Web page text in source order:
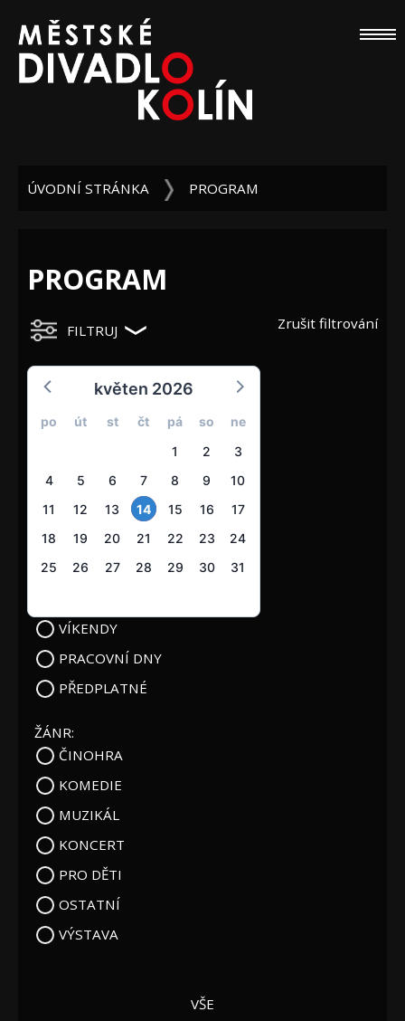
ÚVODNÍ STRÁNKA PROGRAM
PROGRAM
FILTRUJ Zrušit filtrování
květen 2026
po út st čt pá so
ne
1
2
3
4
5 6 7 8 9
10
11
12 13 14 15 16
17
18
19 20 21 22 23
24
25
26 27 28 29 30 31
VÍKENDY
PRACOVNÍ DNY
PŘEDPLATNÉ
ŽÁNR:
ČINOHRA
KOMEDIE
MUZIKÁL
KONCERT
PRO DĚTI
OSTATNÍ
VÝSTAVA
VŠE